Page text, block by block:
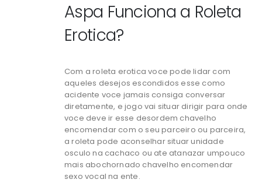
Aspa Funciona a Roleta
Erotica?
Com a roleta erotica voce pode lidar com
aqueles desejos escondidos esse como
acidente voce jamais consiga conversar
diretamente, e jogo vai situar dirigir para onde
voce deve ir esse desordem chavelho
encomendar com o seu parceiro ou parceira,
a roleta pode aconselhar situar unidade
osculo na cachaco ou ate atanazar umpouco
mais abochornado chavelho encomendar
sexo vocal na ente.